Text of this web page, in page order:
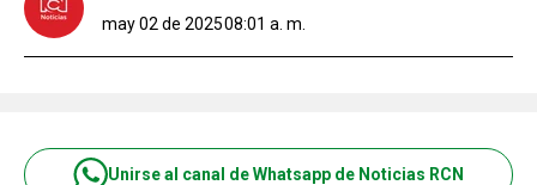
may 02 de 202508:01 a. m.
Unirse al canal de Whatsapp de Noticias RCN